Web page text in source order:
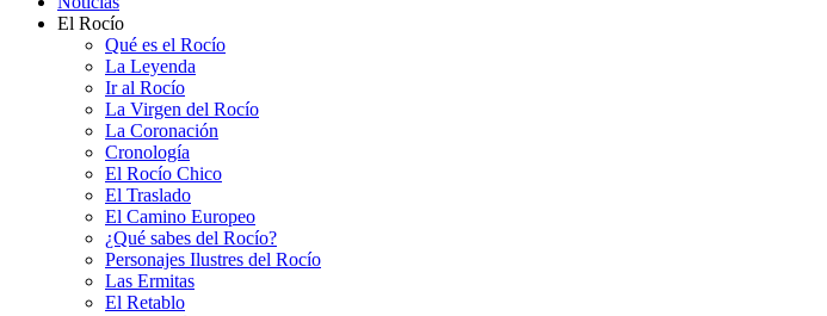
El Rocío
Qué es el Rocío
La Leyenda
Ir al Rocío
La Virgen del Rocío
La Coronación
Cronología
El Rocío Chico
El Traslado
El Camino Europeo
¿Qué sabes del Rocío?
Personajes Ilustres del Rocío
Las Ermitas
El Retablo